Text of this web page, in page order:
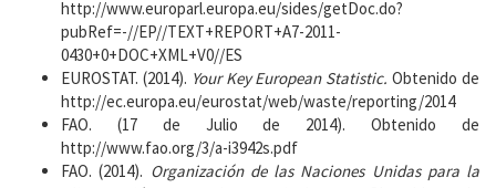
http://www.europarl.europa.eu/sides/getDoc.do?
pubRef=-//EP//TEXT+REPORT+A7-2011-
0430+0+DOC+XML+V0//ES
EUROSTAT. (2014). Your Key European Statistic. Obtenido de
http://ec.europa.eu/eurostat/web/waste/reporting/2014
FAO. (17 de Julio de 2014). Obtenido de
http://www.fao.org/3/a-i3942s.pdf
FAO. (2014). Organización de las Naciones Unidas para la